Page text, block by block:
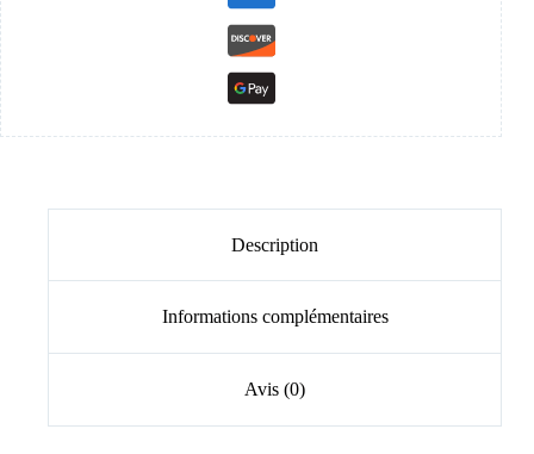
Description
Informations complémentaires
Avis (0)